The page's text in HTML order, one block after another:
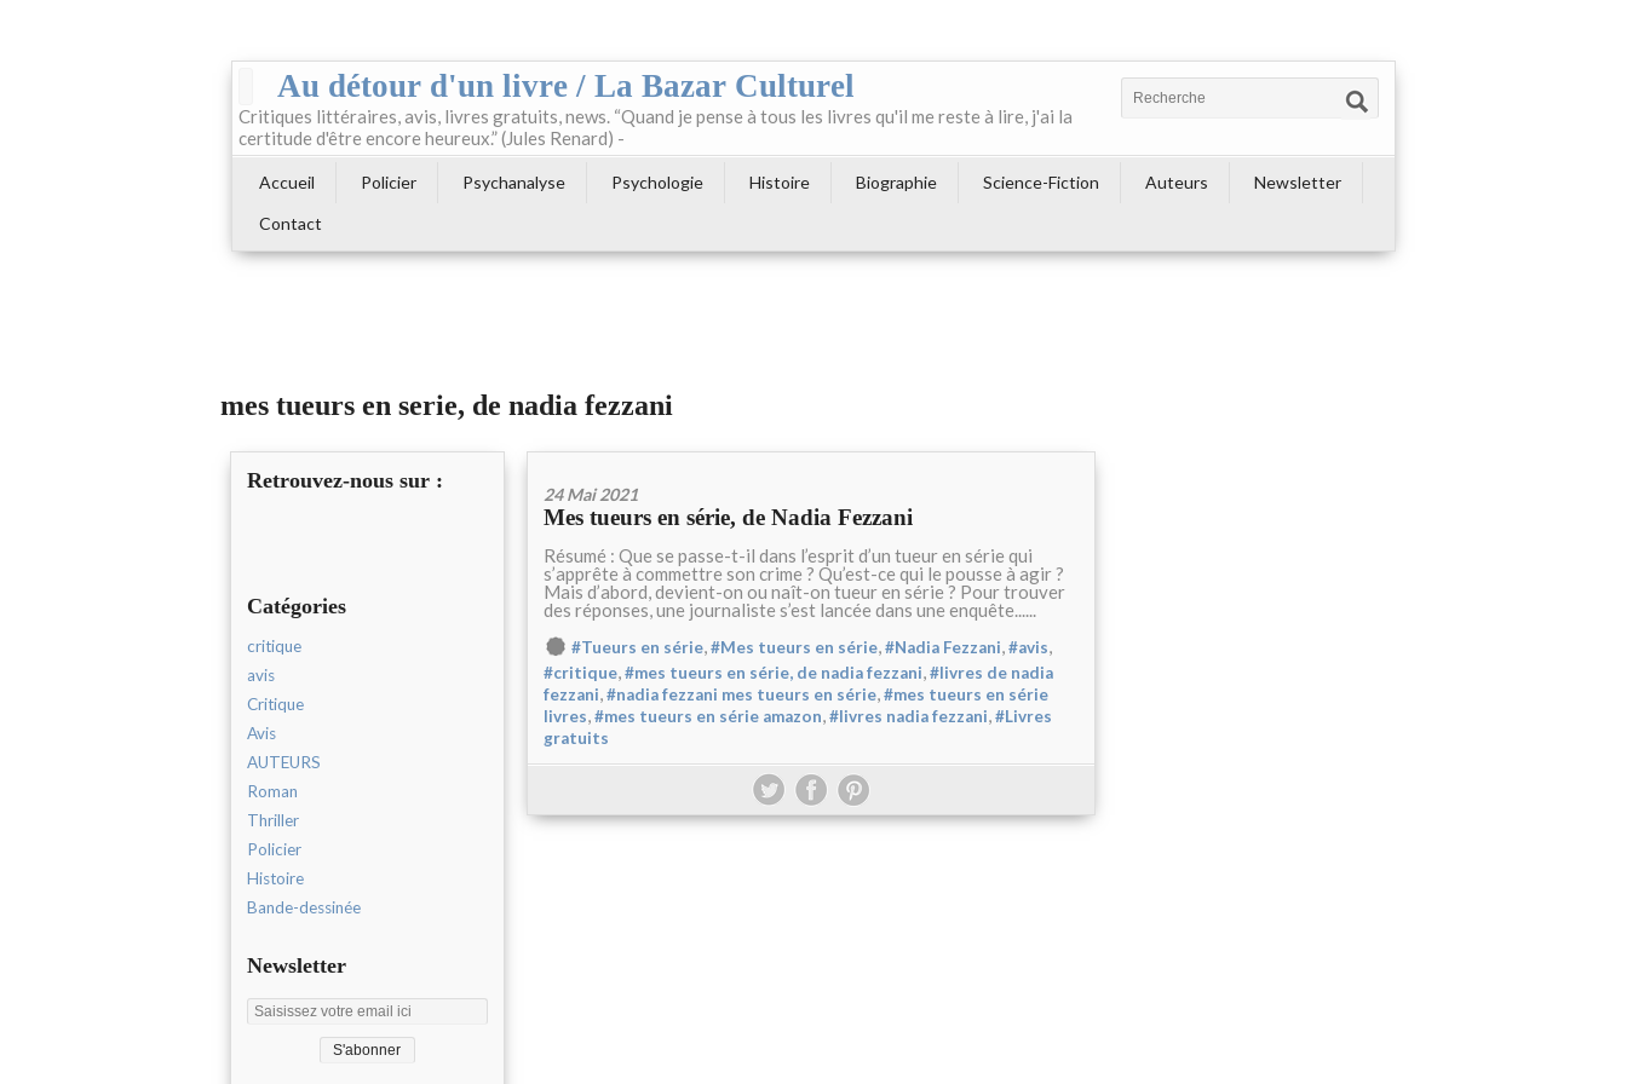
Au détour d'un livre / La Bazar Culturel
Critiques littéraires, avis, livres gratuits, news. “Quand je pense à tous les livres qu'il me reste à lire, j'ai la
certitude d'être encore heureux.” (Jules Renard) -
Accueil Policier Psychanalyse Psychologie Histoire Biographie Science-Fiction Auteurs
Newsletter
Contact
mes tueurs en serie, de nadia fezzani
Retrouvez-nous sur :
Catégories
critique
avis
Critique
Avis
AUTEURS
Roman
Thriller
Policier
Histoire
Bande-dessinée
Newsletter
24 Mai 2021
Mes tueurs en série, de Nadia Fezzani
Résumé : Que se passe-t-il dans l’esprit d’un tueur en série qui
s’apprête à commettre son crime ? Qu’est-ce qui le pousse à agir ?
Mais d’abord, devient-on ou naît-on tueur en série ? Pour trouver
des réponses, une journaliste s’est lancée dans une enquête......
#Tueurs en série,#Mes tueurs en série,#Nadia Fezzani,#avis,
#critique,#mes tueurs en série, de nadia fezzani,#livres de nadia
fezzani,#nadia fezzani mes tueurs en série,#mes tueurs en série
livres,#mes tueurs en série amazon,#livres nadia fezzani,#Livres
gratuits